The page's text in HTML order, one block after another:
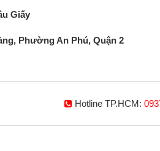
Giấy
Phường An Phú, Quận 2
Hotline TP.HCM: